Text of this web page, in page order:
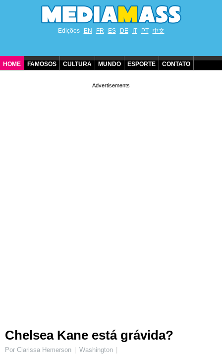
Edições EN FR ES DE IT PT 中文
HOME FAMOSOS CULTURA MUNDO ESPORTE CONTATO
Chelsea Kane está grávida?
Por Clarissa Hemerson
Washington